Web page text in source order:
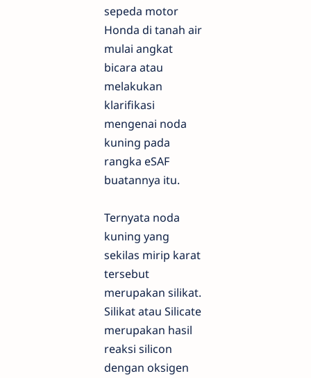
sepeda motor
Honda di tanah air
mulai angkat
bicara atau
melakukan
klarifikasi
mengenai noda
kuning pada
rangka eSAF
buatannya itu.
Ternyata noda
kuning yang
sekilas mirip karat
tersebut
merupakan silikat.
Silikat atau Silicate
merupakan hasil
reaksi silicon
dengan oksigen